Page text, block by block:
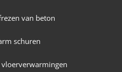
van beton
schuren